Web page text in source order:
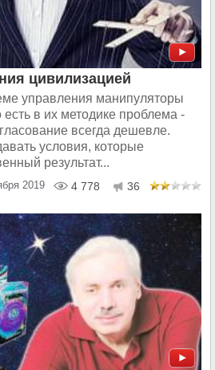
цивилизацией
управления манипуляторы
в их методике проблема -
всегда дешевле.
условия, которые
результат...
2019 4 778 36